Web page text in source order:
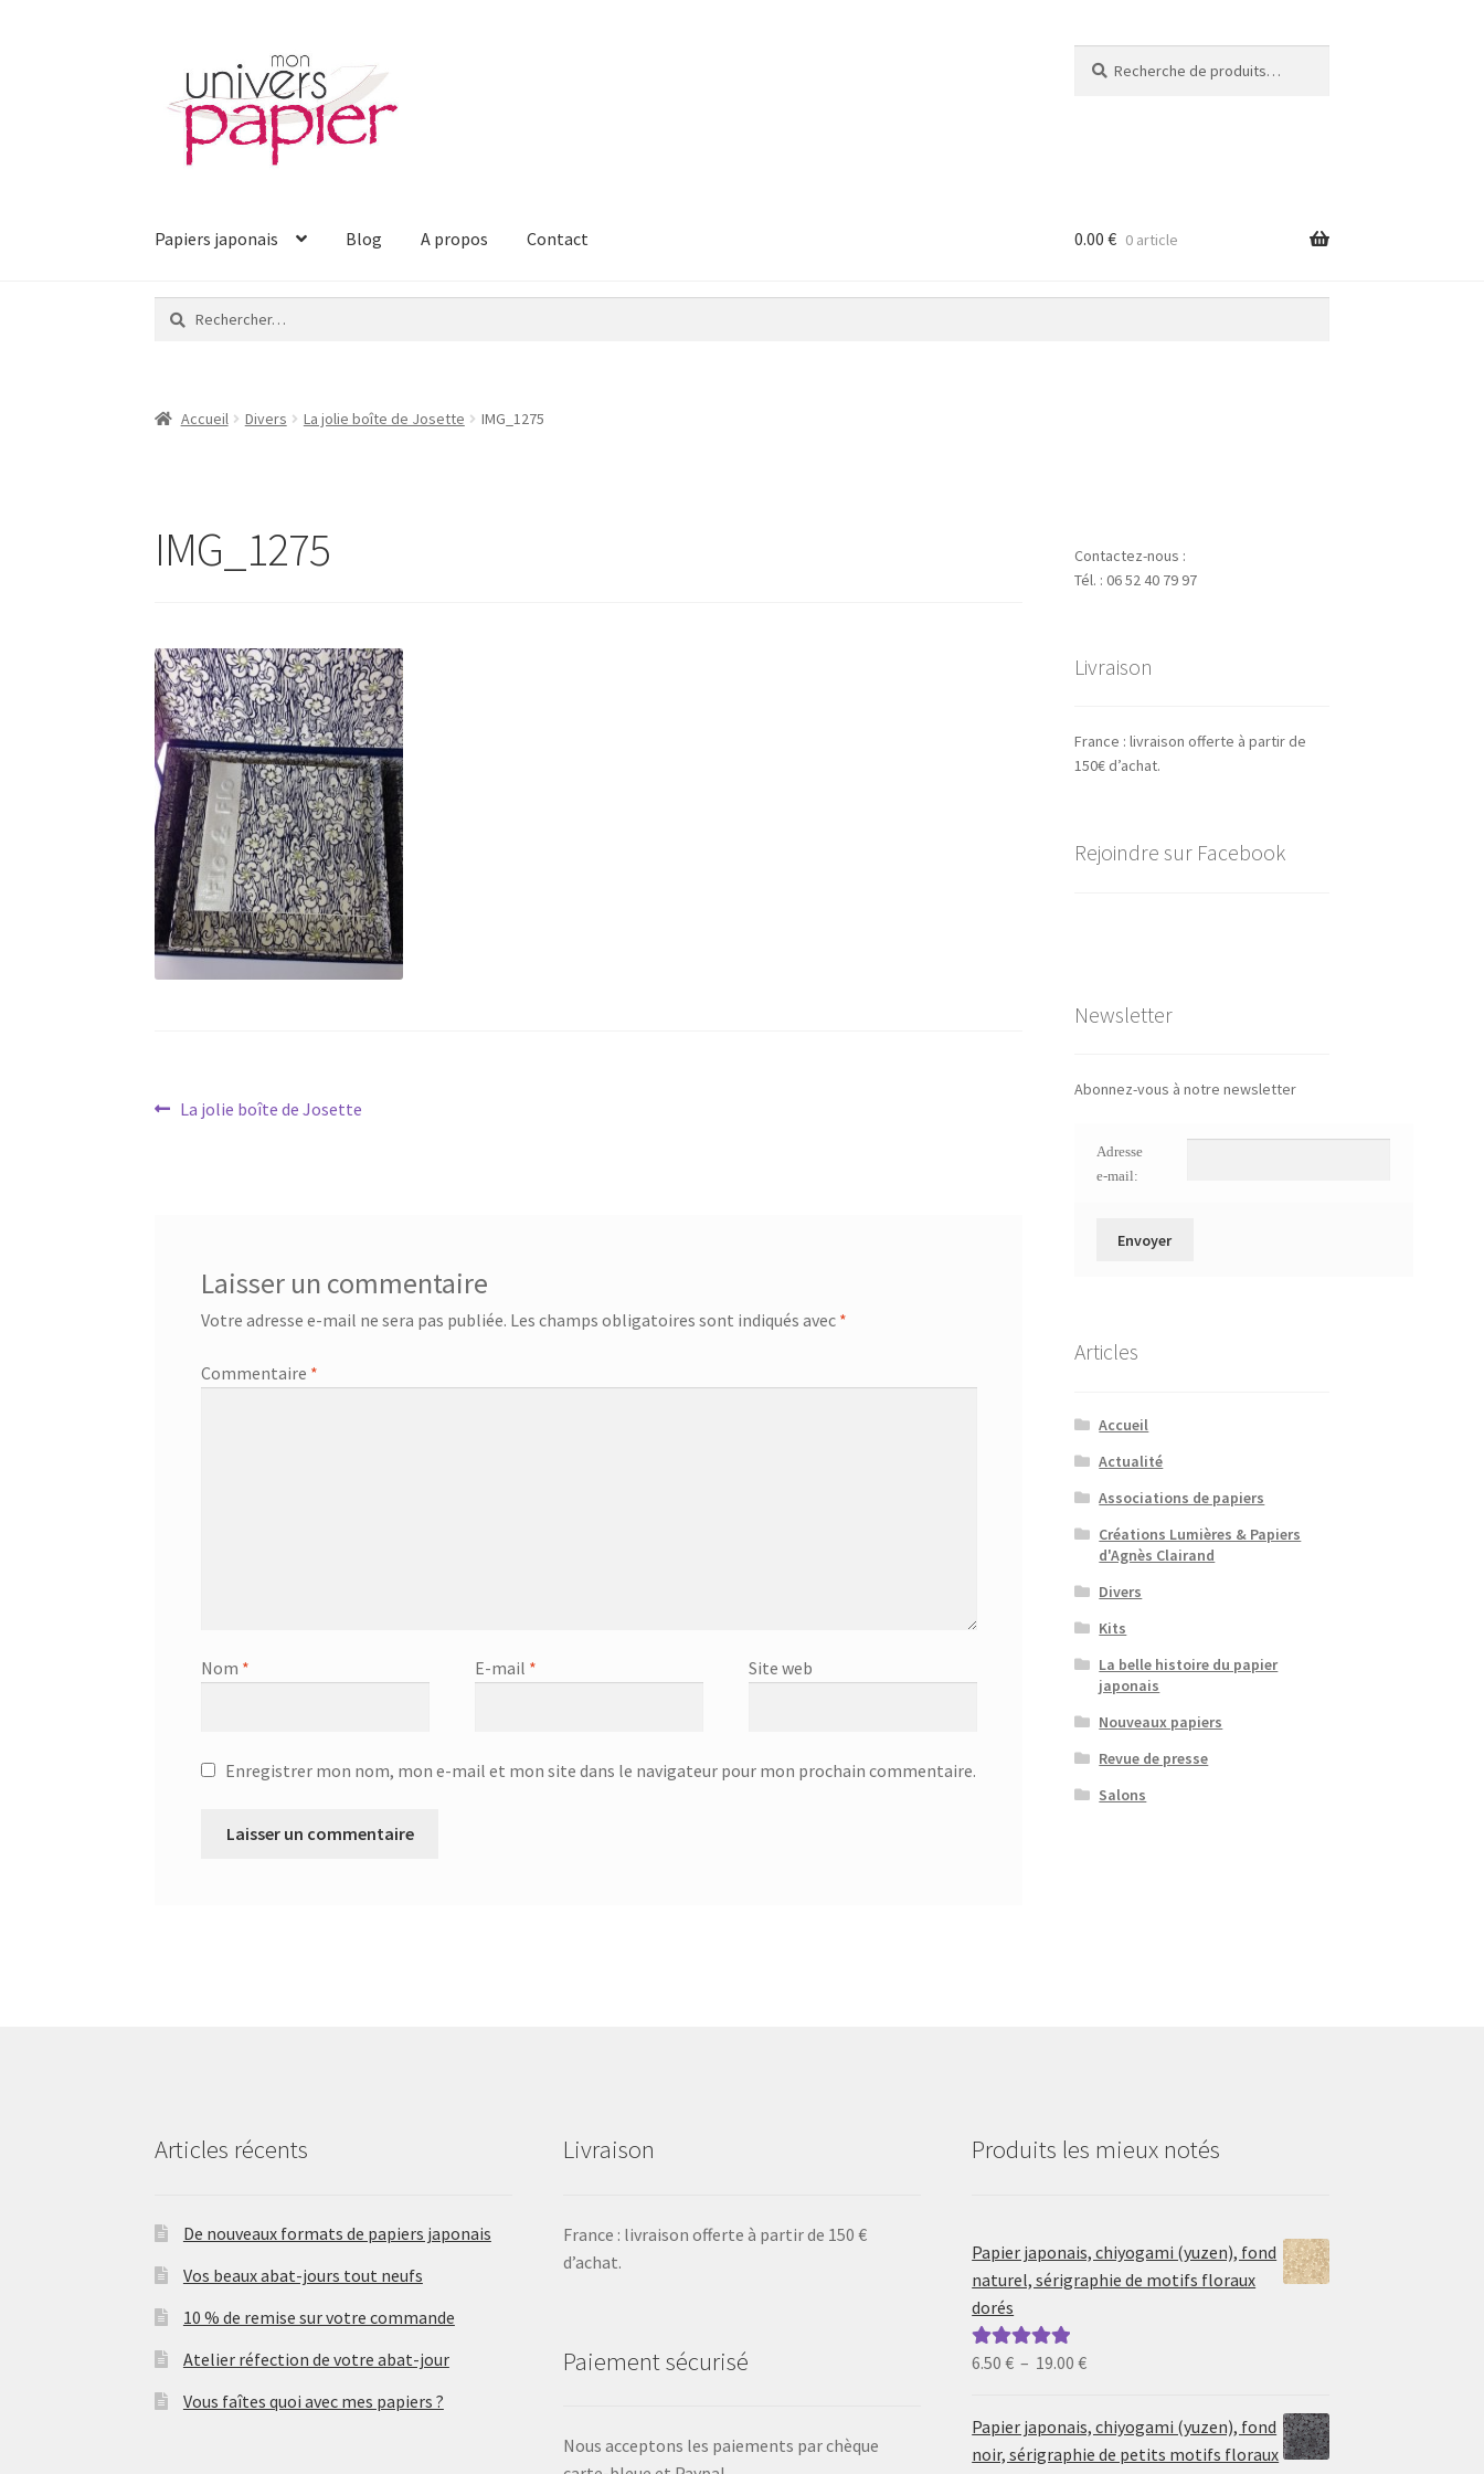
la
navigation
contenu
pour :
Papiers japonais Blog A propos Contact 0.00 € 0 article
Rechercher :
Accueil Divers La jolie boîte de Josette IMG_1275
IMG_1275
Navigation
Article
La jolie boîte de Josette
Laisser un commentaire
Votre adresse e-mail ne sera pas publiée. Les champs obligatoires sont indiqués avec *
Commentaire *
Nom * E-mail * Site web
Enregistrer mon nom, mon e-mail et mon site dans le navigateur pour mon prochain commentaire.
Contactez-nous :
Tél. : 06 52 40 79 97
Livraison
France : livraison offerte à partir de
150€ d’achat.
Rejoindre sur Facebook
Newsletter
Abonnez-vous à notre newsletter
Adresse
e-mail:
Articles
Accueil
Actualité
Associations de papiers
Créations Lumières & Papiers
d'Agnès Clairand
Divers
Kits
La belle histoire du papier
japonais
Nouveaux papiers
Revue de presse
Salons
Articles récents
De nouveaux formats de papiers japonais
Vos beaux abat-jours tout neufs
10 % de remise sur votre commande
Atelier réfection de votre abat-jour
Vous faîtes quoi avec mes papiers ?
Livraison
France : livraison offerte à partir de 150 €
d’achat.
Paiement sécurisé
Nous acceptons les paiements par chèque
Produits les mieux notés
Papier japonais, chiyogami (yuzen), fond
naturel, sérigraphie de motifs floraux
dorés
Note5.00sur
6.50€ – 19.00€Plage
prix :
6.50 €
Papier japonais, chiyogami (yuzen), fond
noir, sérigraphie de petits motifs floraux